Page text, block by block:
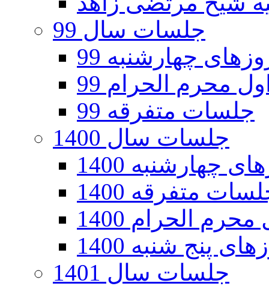
جلسات سال 99
چهارشنبه 99
محرم الحرام 99
جلسات متفرقه 99
جلسات سال 1400
چهارشنبه 1400
متفرقه 1400
الحرام 1400
پنج شنبه 1400
جلسات سال 1401